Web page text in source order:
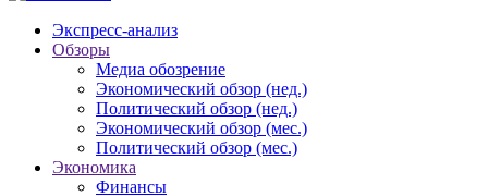
Экспресс-анализ
Обзоры
Медиа обозрение
Экономический обзор (нед.)
Политический обзор (нед.)
Экономический обзор (мес.)
Политический обзор (мес.)
Экономика
Финансы